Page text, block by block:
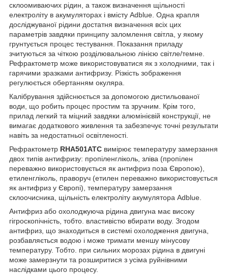
склоомиваючих рідин, а також визначення щільності
електроліту в акумуляторах і вмісту Adblue. Одна крапля
досліджуваної рідини достатня визначення всіх цих
параметрів завдяки принципу заломлення світла, у якому
грунтується процес тестування. Показання приладу
зчитуються за чіткою розділювальною лінією світле/темне.
Рефрактометр може використовуватися як з холодними, так і
гарячими зразками антифризу. Різкість зображення
регулюється обертанням окуляра.
Калібрування здійснюється за допомогою дистильованої
води, що робить процес простим та зручним. Крім того,
прилад легкий та міцний завдяки алюмінієвій конструкції, не
вимагає додаткового живлення та забезпечує точні результати
навіть за недостатньої освітленості.
Рефрактометр RHA501ATC вимірює температуру замерзання
двох типів антифризу: пропіленгліколь, зліва (пропілен
переважно використовується як антифриз поза Європою),
етиленгліколь, праворуч (етилен переважно використовується
як антифриз у Європі), температуру замерзання
склоочисника, щільність електроліту акумулятора Adblue.
Антифриз або охолоджуюча рідина двигуна має високу
гігроскопічність, тобто. властивістю вбирати воду. Згодом
антифриз, що знаходиться в системі охолодження двигуна,
розбавляється водою і може тримати меншу мінусову
температуру. Тобто. при сильних морозах рідина в двигуні
може замерзнути та розширитися з усіма руйнівними
наслідками цього процесу.